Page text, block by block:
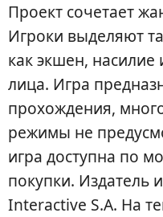
Проект сочетает
Игроки выделяют
как экшен, насилие
лица. Игра
прохождения,
режимы не
игра доступна по
покупки. Издатель
Interactive S.A. На